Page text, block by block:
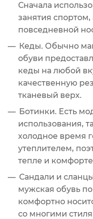
Сначала
занятия спортом,
повседневной
Кеды. Обычно
обуви
кеды на любой
качественную
тканевый верх.
Ботинки. Есть
использования,
холодное время
утеплителем,
тепле и
Сандали и
мужская обувь
комфортно
со многими